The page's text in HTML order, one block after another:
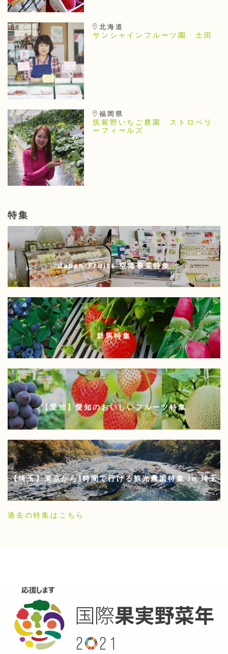
北海道
サンシャインフルーツ園 土田
福岡県
筑紫野いちご農園 ストロベリ
ーフィールズ
特集
Japan Fruits 空港事業特集
群馬特集
【愛知】愛知のおいしいフルーツ特集
【埼玉】東京から1時間で行ける観光農園特集 in 埼玉
過去の特集はこちら